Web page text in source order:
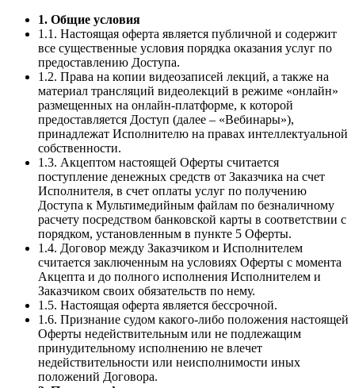
1. Общие условия
1.1. Настоящая оферта является публичной и содержит
все существенные условия порядка оказания услуг по
предоставлению Доступа.
1.2. Права на копии видеозаписей лекций, а также на
материал трансляций видеолекций в режиме «онлайн»
размещенных на онлайн-платформе, к которой
предоставляется Доступ (далее – «Вебинары»),
принадлежат Исполнителю на правах интеллектуальной
собственности.
1.3. Акцептом настоящей Оферты считается
поступление денежных средств от Заказчика на счет
Исполнителя, в счет оплаты услуг по получению
Доступа к Мультимедийным файлам по безналичному
расчету посредством банковской карты в соответствии с
порядком, установленным в пункте 5 Оферты.
1.4. Договор между Заказчиком и Исполнителем
считается заключенным на условиях Оферты с момента
Акцепта и до полного исполнения Исполнителем и
Заказчиком своих обязательств по нему.
1.5. Настоящая оферта является бессрочной.
1.6. Признание судом какого-либо положения настоящей
Оферты недействительным или не подлежащим
принудительному исполнению не влечет
недействительности или неисполнимости иных
положений Договора.